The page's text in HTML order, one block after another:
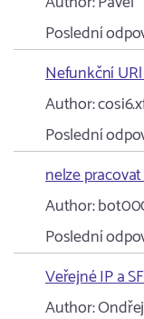
Poslední
Nefunkční
Author:
Poslední
nelze
Author:
Poslední
Veřejné IP a
Author:Ondřej